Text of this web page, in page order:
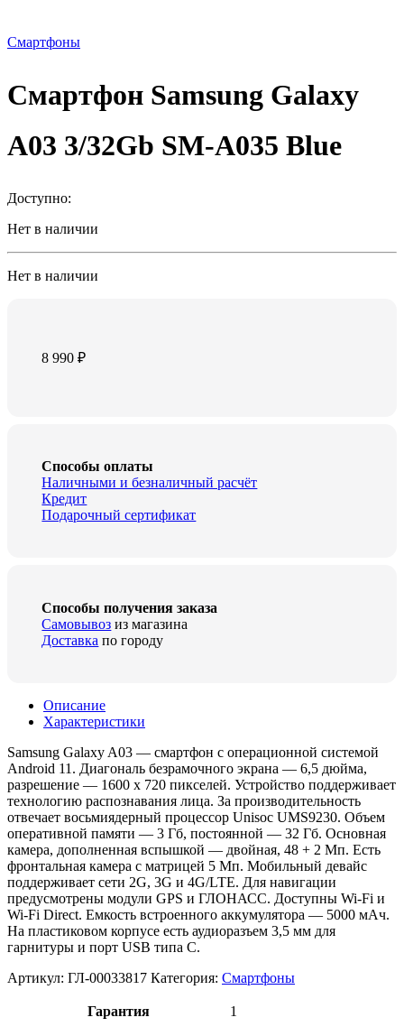
Смартфоны
Смартфон Samsung Galaxy
A03 3/32Gb SM-A035 Blue
Доступно:
Нет в наличии
Нет в наличии
8 990₽
Способы оплаты
Наличными и безналичный расчёт
Кредит
Подарочный сертификат
Способы получения заказа
Самовывоз из магазина
Доставка по городу
Описание
Характеристики
Samsung Galaxy A03 — смартфон с операционной системой
Android 11. Диагональ безрамочного экрана — 6,5 дюйма,
разрешение — 1600 х 720 пикселей. Устройство поддерживает
технологию распознавания лица. За производительность
отвечает восьмиядерный процессор Unisoc UMS9230. Объем
оперативной памяти — 3 Гб, постоянной — 32 Гб. Основная
камера, дополненная вспышкой — двойная, 48 + 2 Мп. Есть
фронтальная камера с матрицей 5 Мп. Мобильный девайс
поддерживает сети 2G, 3G и 4G/LTE. Для навигации
предусмотрены модули GPS и ГЛОНАСС. Доступны Wi-Fi и
Wi-Fi Direct. Емкость встроенного аккумулятора — 5000 мАч.
На пластиковом корпусе есть аудиоразъем 3,5 мм для
гарнитуры и порт USB типа C.
Артикул: ГЛ-00033817 Категория: Смартфоны
Гарантия 1